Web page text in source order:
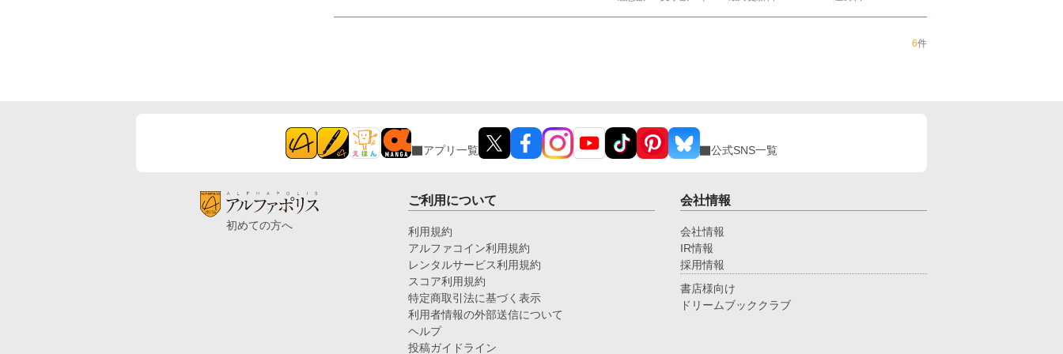
6件
アプリ一覧 公式SNS一覧
初めての方へ
ご利用について
利用規約
アルファコイン利用規約
レンタルサービス利用規約
スコア利用規約
特定商取引法に基づく表示
利用者情報の外部送信について
ヘルプ
投稿ガイドライン
会社情報
会社情報
IR情報
採用情報
書店様向け
ドリームブッククラブ